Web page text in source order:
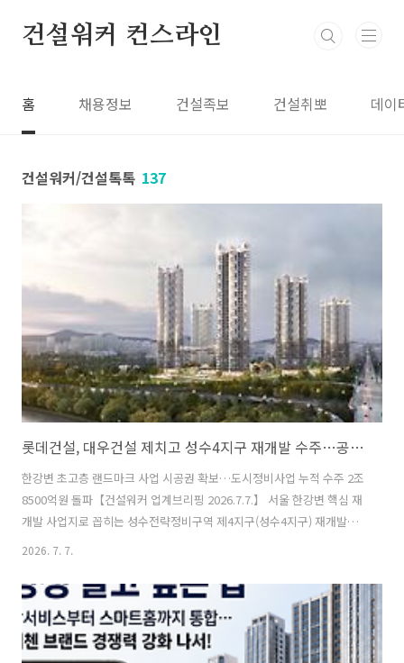
건설워커 컨스라인
홈 채용정보 건설족보 건설취뽀 데이
건설워커/건설톡톡 137
롯데건설, 대우건설 제치고 성수4지구 재개발 수주…공사비 1조3628억원
한강변 초고층 랜드마크 사업 시공권 확보…도시정비사업 누적 수주 2조
8500억원 돌파【건설워커 업계브리핑 2026.7.7.】 서울 한강변 핵심 재
개발 사업지로 꼽히는 성수전략정비구역 제4지구(성수4지구) 재개발사
업의 시공사로 롯데건설이 최종 선정됐다. 공사비만 1조3628억원에 달
사업 누적 수주액을 2조8500억원 이상으로 끌어올리며 정비사업 경쟁력
을 다시 한번 입증했다.롯데건설, 성수4지구 재개발 시공권 확보롯데건
설은 지난 7월 5일 열린 성수전략정비구역 제4지구 재개발사업 시공사
선정 총회에서 최종 시공사로 선정됐다. 조합원 투표 결과 유효투표 618
2026. 7. 7.